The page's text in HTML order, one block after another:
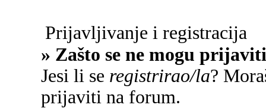
Prijavljivanje i registracija
» Zašto se ne mogu
Jesi li se registrirao/la?
prijaviti na forum.